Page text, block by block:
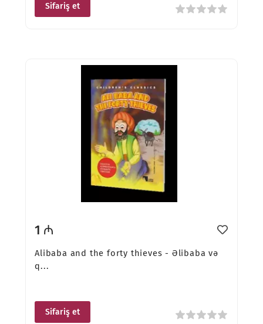
Sifariş et
1 ₼
Alibaba and the forty thieves - Əlibaba və
q...
Sifariş et